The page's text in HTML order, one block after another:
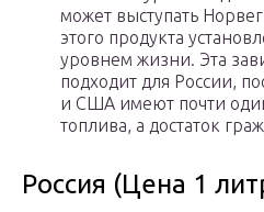
может выступать
этого продукта
уровнем жизни. Эта
подходит для России,
и США имеют почти
топлива, а достаток
Россия (Цена 1